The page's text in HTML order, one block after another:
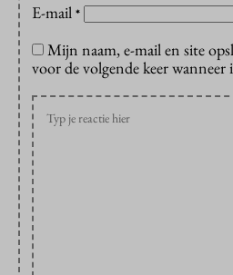
E-mail *
Mijn naam, e-mail en site
voor de volgende keer wanneer